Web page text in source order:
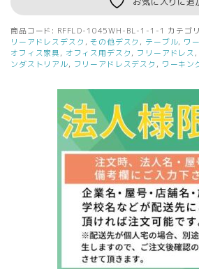
ム
ス
ク
W1000×D450
商品コード: RFFLD-1045WH-BL-1-1-1 カテゴ
リーアドレスデスク ,その他デスク , テーブル, ワ
オフィス家具 , オフィス用デスク , フリーアドレス ,
ンダストリアル, フリーアドレスデスク , ワーキン